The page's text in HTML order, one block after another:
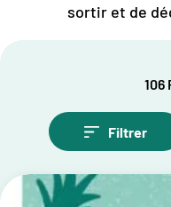
sortir et de
106
Filtrer